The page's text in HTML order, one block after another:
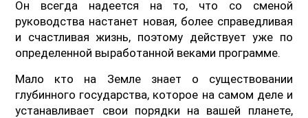
Он всегда надеется на то, что со сменой
руководства настанет новая, более справедливая
и счастливая жизнь, поэтому действует уже по
определенной выработанной веками программе.
Мало кто на Земле знает о существовании
глубинного государства, которое на самом деле и
устанавливает свои порядки на вашей планете,